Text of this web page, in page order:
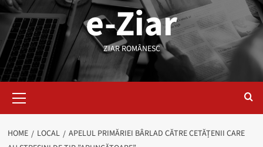
e-Ziar
ZIAR ROMÂNESC
Menu
HOME LOCAL
APELUL PRIMĂRIEI BÂRLAD CĂTRE CETĂȚENII CARE